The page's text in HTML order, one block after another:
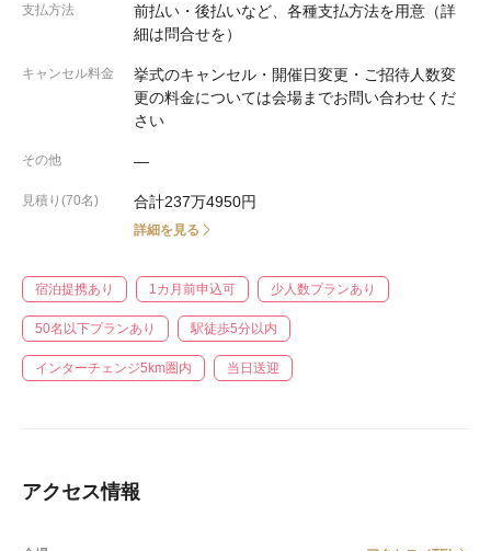
支払方法
前払い・後払いなど、各種支払方法を用意（詳
細は問合せを）
キャンセル料金
挙式のキャンセル・開催日変更・ご招待人数変
更の料金については会場までお問い合わせくだ
さい
その他 ―
見積り(70名) 合計237万4950円
詳細を見る
宿泊提携あり 1カ月前申込可 少人数プランあり
50名以下プランあり 駅徒歩5分以内
インターチェンジ5km圏内 当日送迎
アクセス情報